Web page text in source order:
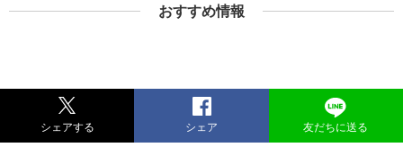
おすすめ情報
シェアする シェア 友だちに送る